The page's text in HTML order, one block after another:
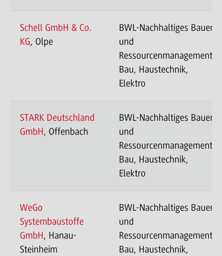
Schell GmbH & Co.
KG, Olpe
BWL-Nachhaltiges Bauen
und
Ressourcenmanagement-
Bau, Haustechnik,
Elektro
STARK Deutschland
GmbH, Offenbach
BWL-Nachhaltiges Bauen
und
Ressourcenmanagement-
Bau, Haustechnik,
Elektro
WeGo
Systembaustoffe
GmbH, Hanau-
Steinheim
BWL-Nachhaltiges Bauen
und
Ressourcenmanagement-
Bau, Haustechnik,